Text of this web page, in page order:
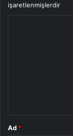
işaretlenmişlerdir
Ad *